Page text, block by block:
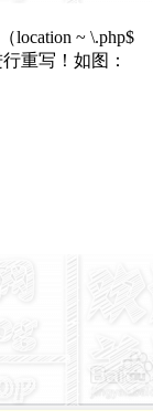
location ~ \.php$
重写！如图：